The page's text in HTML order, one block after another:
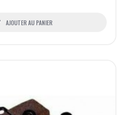
AJOUTER AU PANIER